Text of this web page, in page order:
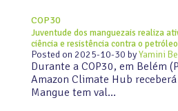
COP30
Juventude dos manguezais realiza
ciência e resistência contra o petróleo
Posted on 2025-10-30 byYamini
Durante a COP30, em Belém
Amazon Climate Hub receberá
Mangue tem val…